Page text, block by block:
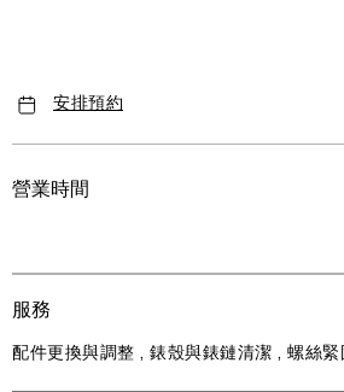
安排預約
營業時間
服務
配件更換與調整 , 錶殼與錶鏈清潔 , 螺絲緊